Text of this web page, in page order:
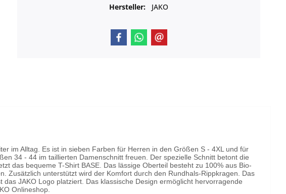
Hersteller:
JAKO
im Alltag. Es ist in sieben Farben für Herren in den Größen S - 4XL und für
34 - 44 im taillierten Damenschnitt freuen. Der spezielle Schnitt betont die
das bequeme T-Shirt BASE. Das lässige Oberteil besteht zu 100% aus Bio-
Zusätzlich unterstützt wird der Komfort durch den Rundhals-Rippkragen. Das
JAKO Logo platziert. Das klassische Design ermöglicht hervorragende
Onlineshop.